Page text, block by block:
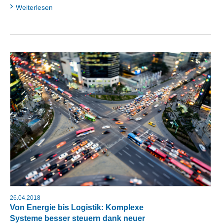
Weiterlesen
26.04.2018
Von Energie bis Logistik: Komplexe
Systeme besser steuern dank neuer